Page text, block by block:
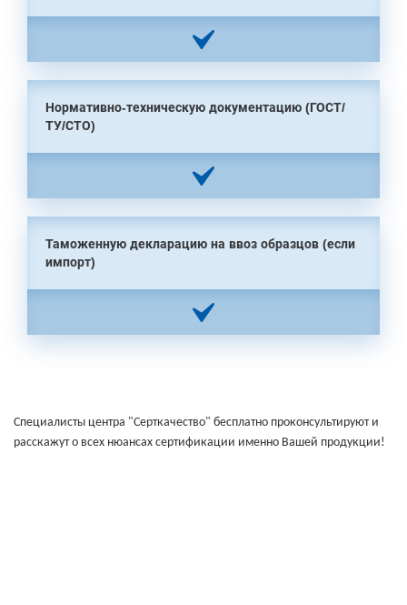
Нормативно-техническую документацию (ГОСТ/
ТУ/СТО)
Таможенную декларацию на ввоз образцов (если
импорт)
Специалисты центра "Серткачество" бесплатно проконсультируют и
расскажут о всех нюансах сертификации именно Вашей продукции!